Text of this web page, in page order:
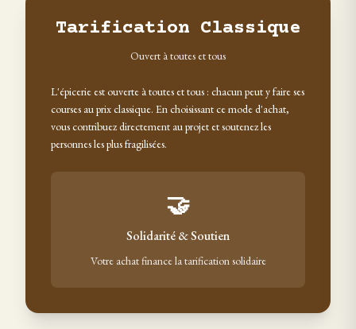
Tarification Classique
Ouvert à toutes et tous
L'épicerie est ouverte à toutes et tous : chacun peut y faire ses
courses au prix classique. En choisissant ce mode d'achat,
vous contribuez directement au projet et soutenez les
personnes les plus fragilisées.
🤝
Solidarité & Soutien
Votre achat finance la tarification solidaire